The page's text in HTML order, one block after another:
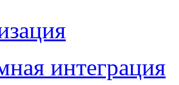
интеграция